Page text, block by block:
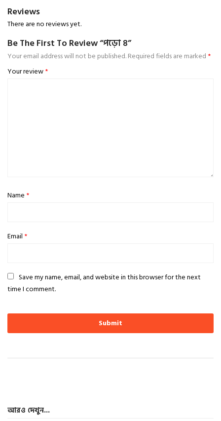
Reviews
There are no reviews yet.
Be The First To Review “পড়ো ৪”
Your email address will not be published.Required fields are marked *
Your review*
Name *
Email *
Save my name, email, and website in this browser for the next
time I comment.
আরও দেখুন...